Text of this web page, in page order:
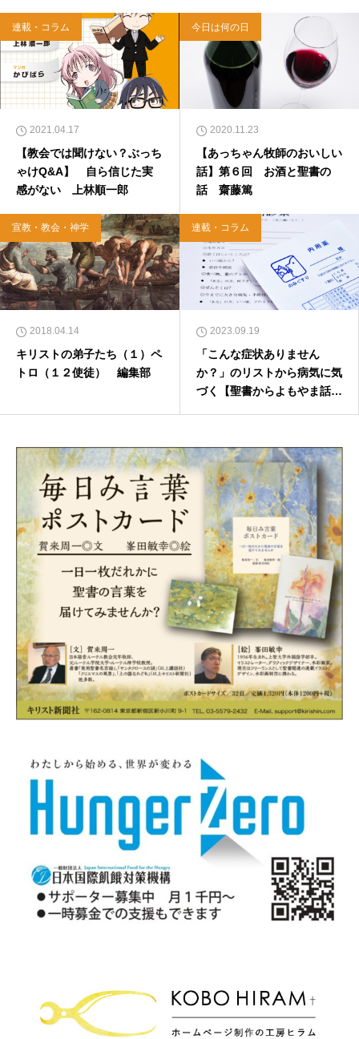
イヤモンド社）、『世界一ゆるい聖書入門』、
『世界一ゆるい聖書教室』（「ふざけ担当」LE
ONとの共著、講談社）などがある。新著<a hr
ef="https://amzn.to/376F9aC">『ふっと心がラ
クになる 眠れぬ夜の聖書のことば』（大和書
房）</a>２０２２年３月１５日発売。
連載・コラム
2021.04.17
【教会では聞けない？ぶっち
ゃけQ&A】 自ら信じた実
感がない 上林順一郎
今日は何の日
2020.11.23
【あっちゃん牧師のおいしい
話】第６回 お酒と聖書の
話 齋藤篤
宣教・教会・神学
2018.04.14
キリストの弟子たち（１）ペ
トロ（１２使徒） 編集部
連載・コラム
2023.09.19
「こんな症状ありません
か？」のリストから病気に気
づく【聖書からよもやま話４